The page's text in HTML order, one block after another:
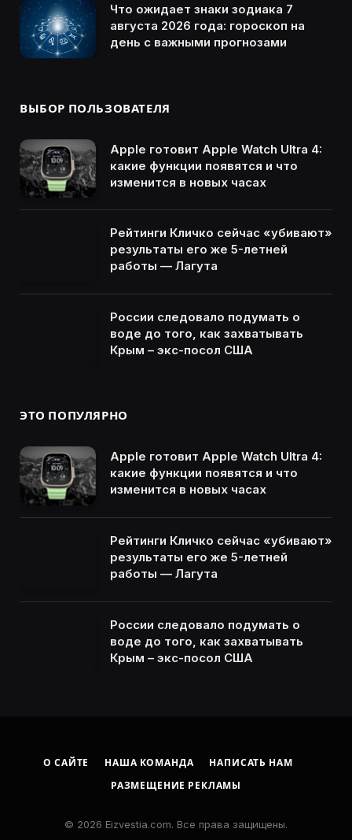
Что ожидает знаки зодиака 7
августа 2026 года: гороскоп на
день с важными прогнозами
ВЫБОР ПОЛЬЗОВАТЕЛЯ
Apple готовит Apple Watch Ultra 4:
какие функции появятся и что
изменится в новых часах
Рейтинги Кличко сейчас «убивают»
результаты его же 5-летней
работы — Лагута
России следовало подумать о
воде до того, как захватывать
Крым – экс-посол США
ЭТО ПОПУЛЯРНО
Apple готовит Apple Watch Ultra 4:
какие функции появятся и что
изменится в новых часах
Рейтинги Кличко сейчас «убивают»
результаты его же 5-летней
работы — Лагута
России следовало подумать о
воде до того, как захватывать
Крым – экс-посол США
О САЙТЕ НАША КОМАНДА
НАПИСАТЬ НАМ
РАЗМЕЩЕНИЕ РЕКЛАМЫ
© 2026 Eizvestia.com. Все права защищены.